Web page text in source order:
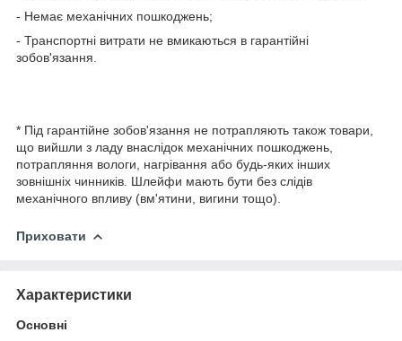
- Немає механічних пошкоджень;
- Транспортні витрати не вмикаються в гарантійні
зобов'язання.
* Під гарантійне зобов'язання не потрапляють також товари,
що вийшли з ладу внаслідок механічних пошкоджень,
потрапляння вологи, нагрівання або будь-яких інших
зовнішніх чинників. Шлейфи мають бути без слідів
механічного впливу (вм'ятини, вигини тощо).
Приховати
Характеристики
Основні